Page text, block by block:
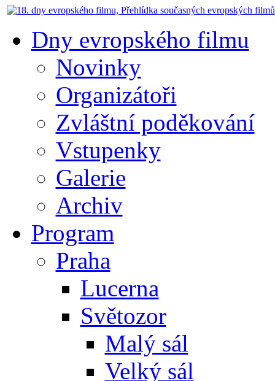
Dny evropského filmu
Novinky
Organizátoři
Zvláštní poděkování
Vstupenky
Galerie
Archiv
Program
Praha
Lucerna
Světozor
Malý sál
Velký sál